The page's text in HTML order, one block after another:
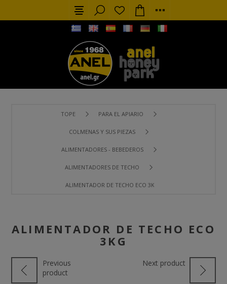
TOPE PARA EL APIARIO
COLMENAS Y SUS PIEZAS
ALIMENTADORES - BEBEDEROS
ALIMENTADORES DE TECHO
ALIMENTADOR DE TECHO ECO 3KG
ALIMENTADOR DE TECHO ECO
3KG
Previous
product
Next product